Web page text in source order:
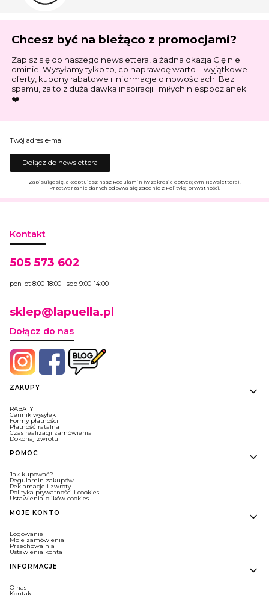
Chcesz być na bieżąco z promocjami?
Zapisz się do naszego newslettera, a żadna okazja Cię nie
ominie! Wysyłamy tylko to, co naprawdę warto – wyjątkowe
oferty, kupony rabatowe i informacje o nowościach. Bez
spamu, za to z dużą dawką inspiracji i miłych niespodzianek
❤️
Twój adres e-mail
Dołącz do newslettera
Zapisując się, akceptujesz nasz Regulamin (w zakresie dotyczącym Newslettera).
Przetwarzanie danych odbywa się zgodnie z Polityką prywatności.
Kontakt
505 573 602
pon-pt 8:00-18:00 | sob 9:00-14:00
sklep@lapuella.pl
Dołącz do nas
Linki w stopce
ZAKUPY
RABATY
Cennik wysyłek
Formy płatności
Płatność ratalna
Czas realizacji zamówienia
Dokonaj zwrotu
POMOC
Jak kupować?
Regulamin zakupów
Reklamacje i zwroty
Polityka prywatności i cookies
Ustawienia plików cookies
MOJE KONTO
Logowanie
Moje zamówienia
Przechowalnia
Ustawienia konta
INFORMACJE
O nas